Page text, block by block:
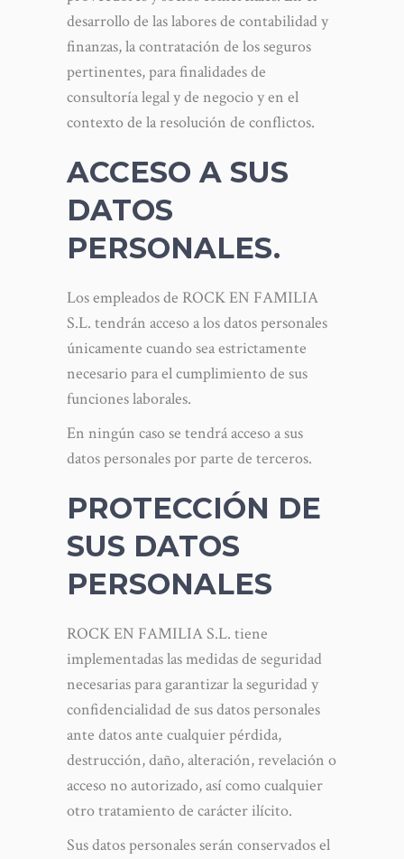
desarrollo de las labores de contabilidad y
finanzas, la contratación de los seguros
pertinentes, para finalidades de
consultoría legal y de negocio y en el
contexto de la resolución de conflictos.
ACCESO A SUS
DATOS
PERSONALES.
Los empleados de ROCK EN FAMILIA
S.L. tendrán acceso a los datos personales
únicamente cuando sea estrictamente
necesario para el cumplimiento de sus
funciones laborales.
En ningún caso se tendrá acceso a sus
datos personales por parte de terceros.
PROTECCIÓN DE
SUS DATOS
PERSONALES
ROCK EN FAMILIA S.L. tiene
implementadas las medidas de seguridad
necesarias para garantizar la seguridad y
confidencialidad de sus datos personales
ante datos ante cualquier pérdida,
destrucción, daño, alteración, revelación o
acceso no autorizado, así como cualquier
otro tratamiento de carácter ilícito.
Sus datos personales serán conservados el